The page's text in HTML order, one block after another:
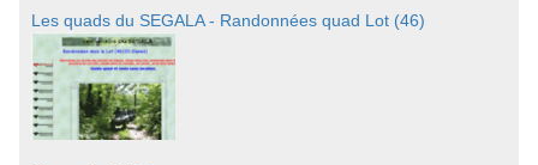
Les quads du SEGALA - Randonnées quad Lot (46)